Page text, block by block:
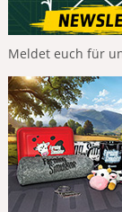
Meldet euch für